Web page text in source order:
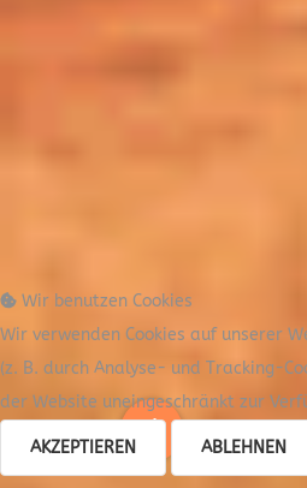
Wir benutzen Cookies
Wir verwenden Cookies auf unserer
(z. B. durch Analyse- und Tracking-
der Website uneingeschränkt zur
AKZEPTIEREN ABLEHNEN